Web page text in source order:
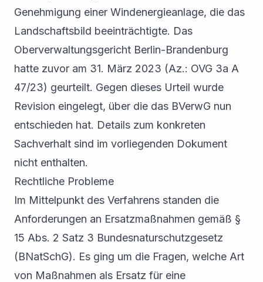
Genehmigung einer Windenergieanlage, die das
Landschaftsbild beeinträchtigte. Das
Oberverwaltungsgericht Berlin-Brandenburg
hatte zuvor am 31. März 2023 (Az.: OVG 3a A
47/23) geurteilt. Gegen dieses Urteil wurde
Revision eingelegt, über die das BVerwG nun
entschieden hat. Details zum konkreten
Sachverhalt sind im vorliegenden Dokument
nicht enthalten.
Rechtliche Probleme
Im Mittelpunkt des Verfahrens standen die
Anforderungen an Ersatzmaßnahmen gemäß §
15 Abs. 2 Satz 3 Bundesnaturschutzgesetz
(BNatSchG). Es ging um die Fragen, welche Art
von Maßnahmen als Ersatz für eine